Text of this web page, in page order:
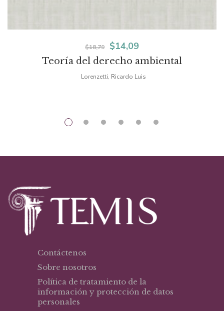
Teoría del derecho ambiental
$18,79
El
precio
original
$18,79.
$14,09El
precio
actual
$14,09.
Lorenzetti, Ricardo Luis
Contáctenos
Sobre nosotros
Política de tratamiento de la
información y protección de datos
personales